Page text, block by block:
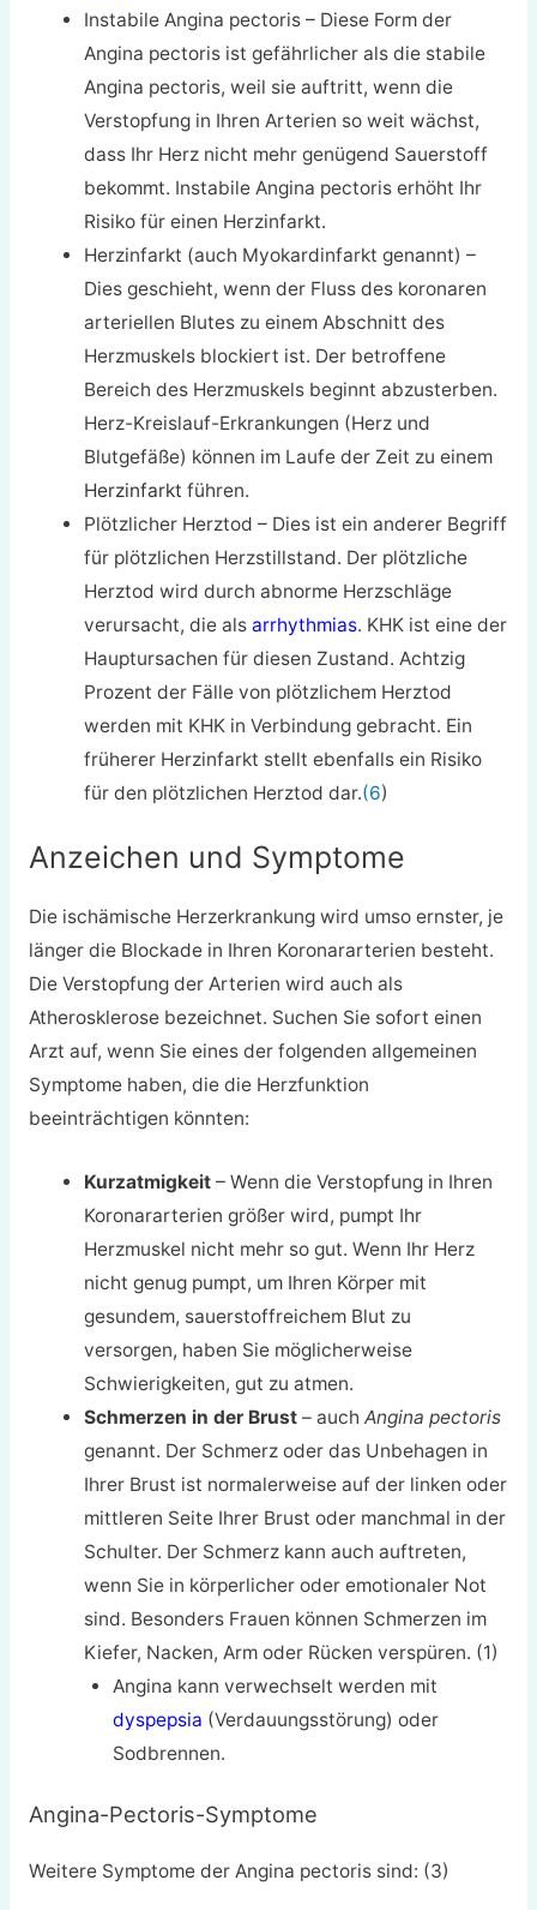
Instabile Angina pectoris – Diese Form der
Angina pectoris ist gefährlicher als die stabile
Angina pectoris, weil sie auftritt, wenn die
Verstopfung in Ihren Arterien so weit wächst,
dass Ihr Herz nicht mehr genügend Sauerstoff
bekommt. Instabile Angina pectoris erhöht Ihr
Risiko für einen Herzinfarkt.
Herzinfarkt (auch Myokardinfarkt genannt) –
Dies geschieht, wenn der Fluss des koronaren
arteriellen Blutes zu einem Abschnitt des
Herzmuskels blockiert ist. Der betroffene
Bereich des Herzmuskels beginnt abzusterben.
Herz-Kreislauf-Erkrankungen (Herz und
Blutgefäße) können im Laufe der Zeit zu einem
Herzinfarkt führen.
Plötzlicher Herztod – Dies ist ein anderer Begriff
für plötzlichen Herzstillstand. Der plötzliche
Herztod wird durch abnorme Herzschläge
verursacht, die alsarrhythmias. KHK ist eine der
Hauptursachen für diesen Zustand. Achtzig
Prozent der Fälle von plötzlichem Herztod
werden mit KHK in Verbindung gebracht. Ein
früherer Herzinfarkt stellt ebenfalls ein Risiko
für den plötzlichen Herztod dar.(6)
Anzeichen und Symptome
Die ischämische Herzerkrankung wird umso ernster, je
länger die Blockade in Ihren Koronararterien besteht.
Die Verstopfung der Arterien wird auch als
Atherosklerose bezeichnet. Suchen Sie sofort einen
Arzt auf, wenn Sie eines der folgenden allgemeinen
Symptome haben, die die Herzfunktion
beeinträchtigen könnten:
Kurzatmigkeit – Wenn die Verstopfung in Ihren
Koronararterien größer wird, pumpt Ihr
Herzmuskel nicht mehr so gut. Wenn Ihr Herz
nicht genug pumpt, um Ihren Körper mit
gesundem, sauerstoffreichem Blut zu
versorgen, haben Sie möglicherweise
Schwierigkeiten, gut zu atmen.
Schmerzen in der Brust – auchAngina pectoris
genannt. Der Schmerz oder das Unbehagen in
Ihrer Brust ist normalerweise auf der linken oder
mittleren Seite Ihrer Brust oder manchmal in der
Schulter. Der Schmerz kann auch auftreten,
wenn Sie in körperlicher oder emotionaler Not
sind. Besonders Frauen können Schmerzen im
Kiefer, Nacken, Arm oder Rücken verspüren. (1)
Angina kann verwechselt werden mit
dyspepsia (Verdauungsstörung) oder
Sodbrennen.
Angina-Pectoris-Symptome
Weitere Symptome der Angina pectoris sind: (3)